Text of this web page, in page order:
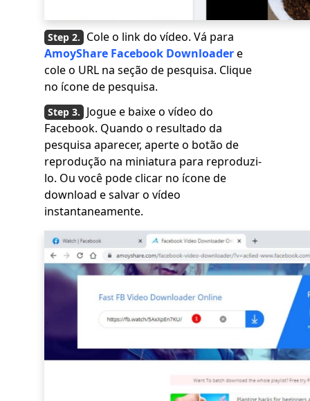
Cole o link do vídeo. Vá para
AmoyShare Facebook Downloadere
cole o URL na seção de pesquisa. Clique
no ícone de pesquisa.
Jogue e baixe o vídeo do
Facebook. Quando o resultado da
pesquisa aparecer, aperte o botão de
reprodução na miniatura para reproduzi-
lo. Ou você pode clicar no ícone de
download e salvar o vídeo
instantaneamente.